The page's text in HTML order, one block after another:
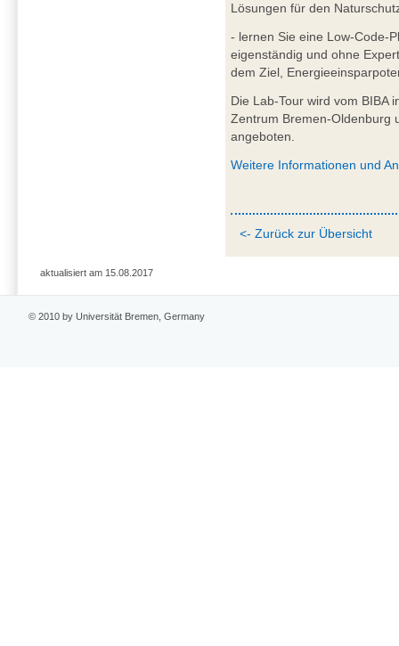
Lösungen für den
- lernen Sie eine Low-Code-
eigenständig und ohne
dem Ziel,
Die Lab-Tour wird vom BIBA
Zentrum Bremen-Oldenburg
angeboten.
Weitere Informationen und
<- Zurück zur Übersicht
aktualisiert am 15.08.2017
© 2010 by Universität Bremen, Germany